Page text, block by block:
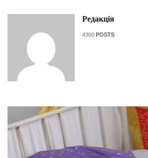
Редакція
4300 POSTS